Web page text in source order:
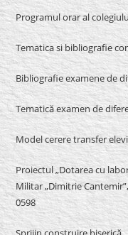
Programul orar al
Tematica si bibliografie
Bibliografie examene de
Tematică examen de
Model cerere transfer elevi
Proiectul „Dotarea cu
Militar „Dimitrie
0598